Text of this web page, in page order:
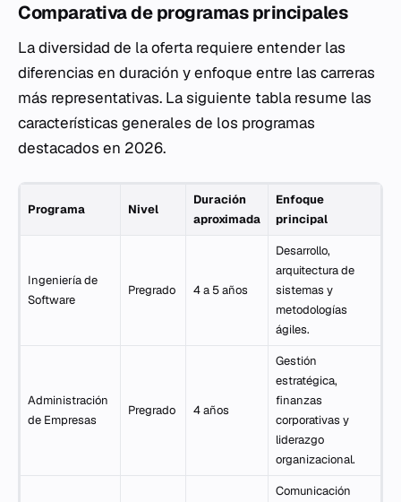
Comparativa de programas principales
La diversidad de la oferta requiere entender las
diferencias en duración y enfoque entre las carreras
más representativas. La siguiente tabla resume las
características generales de los programas
destacados en 2026.
Programa Nivel
Duración
aproximada
Enfoque
principal
Ingeniería de
Software
Pregrado 4 a 5 años
Desarrollo,
arquitectura de
sistemas y
metodologías
ágiles.
Administración
de Empresas
Pregrado 4 años
Gestión
estratégica,
finanzas
corporativas y
liderazgo
organizacional.
Comunicación